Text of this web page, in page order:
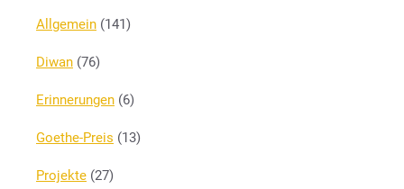
Allgemein (141)
Diwan (76)
Erinnerungen (6)
Goethe-Preis (13)
Projekte (27)